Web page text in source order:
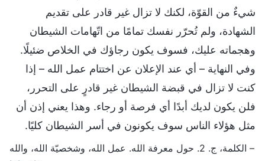
شيءٌ من القوّة، لكنك لا تزال غير قادر على تقديم
الشهادة، ولم تُحرّر نفسك تمامًا من اتّهامات الشيطان
وهجماته عليك، فسوف يكون رجاؤك في الخلاص ضئيلًا.
وفي النهاية – أي عند الإعلان عن اختتام عمل الله – إذا
كنت لا تزال في قبضة الشيطان غير قادرٍ على التحرر،
فلن يكون لديك أبدًا أي فرصة أو رجاء. وهذا يعني إذن أن
مثل هؤلاء الناس سوف يكونون في أسر الشيطان كليًا.
– الكلمة، ج. 2. حول معرفة الله. عمل الله، وشخصيّة الله، والله